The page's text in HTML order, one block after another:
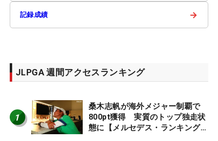
記録成績 →
JLPGA 週間アクセスランキング
1
桑木志帆が海外メジャー制覇で
800pt獲得 実質のトップ独走状
態に【メルセデス・ランキング番